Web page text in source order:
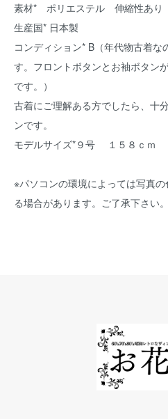
素材* ポリエステル 伸縮性あり
生産国* 日本製
コンディション* B（年代物古着な
す。フロントボタンとお袖ボタン
です。）
古着にご理解ある方でしたら、十
ンです。
モデルサイズ*９号 １５８ｃｍ
※パソコンの環境によっては写真
る場合があります。ご了承下さい。